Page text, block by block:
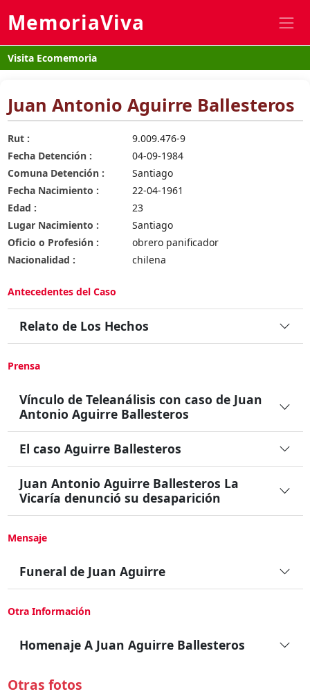
MemoriaViva
Visita Ecomemoria
Juan Antonio Aguirre Ballesteros
Rut :
9.009.476-9
Fecha Detención :
04-09-1984
Comuna Detención :
Santiago
Fecha Nacimiento :
22-04-1961
Edad :
23
Lugar Nacimiento :
Santiago
Oficio o Profesión :
obrero panificador
Nacionalidad :
chilena
Antecedentes del Caso
Relato de Los Hechos
Prensa
Vínculo de Teleanálisis con caso de Juan
Antonio Aguirre Ballesteros
El caso Aguirre Ballesteros
Juan Antonio Aguirre Ballesteros La
Vicaría denunció su desaparición
Mensaje
Funeral de Juan Aguirre
Otra Información
Homenaje A Juan Aguirre Ballesteros
Otras fotos